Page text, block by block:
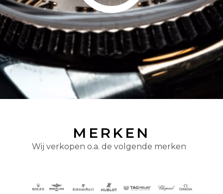
MERKEN
Wij verkopen o.a. de volgende merken